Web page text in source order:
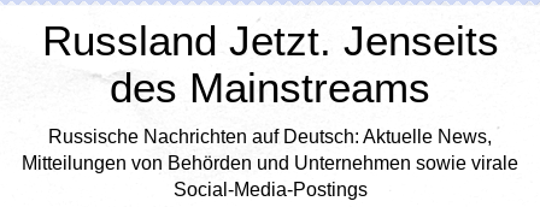
Russland Jetzt. Jenseits
des Mainstreams
Russische Nachrichten auf Deutsch: Aktuelle News,
Mitteilungen von Behörden und Unternehmen sowie virale
Social-Media-Postings